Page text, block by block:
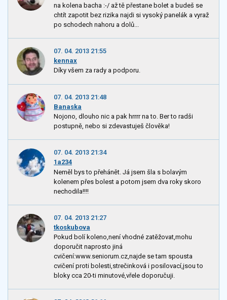
na kolena bacha :-/ až tě přestane bolet a budeš se
chtít zapotit bez rizika najdi si vysoký panelák a vyraž
po schodech nahoru a dolů...
07. 04. 2013 21:55
kennax
Díky všem za rady a podporu.
07. 04. 2013 21:48
Banaska
Nojono, dlouho nic a pak hrrrr na to. Ber to radši
postupně, nebo si zdevastuješ člověka!
07. 04. 2013 21:34
1a234
Neměl bys to přehánět. Já jsem šla s bolavým
kolenem přes bolest a potom jsem dva roky skoro
nechodila!!!!
07. 04. 2013 21:27
tkoskubova
Pokud bolí koleno,není vhodné zatěžovat,mohu
doporučit naprosto jiná
cvičení:www.seniorum.cz,najde se tam spousta
cvičení proti bolesti,strečinková i posilovací,jsou to
bloky cca 20-ti minutové,vřele doporučuji.